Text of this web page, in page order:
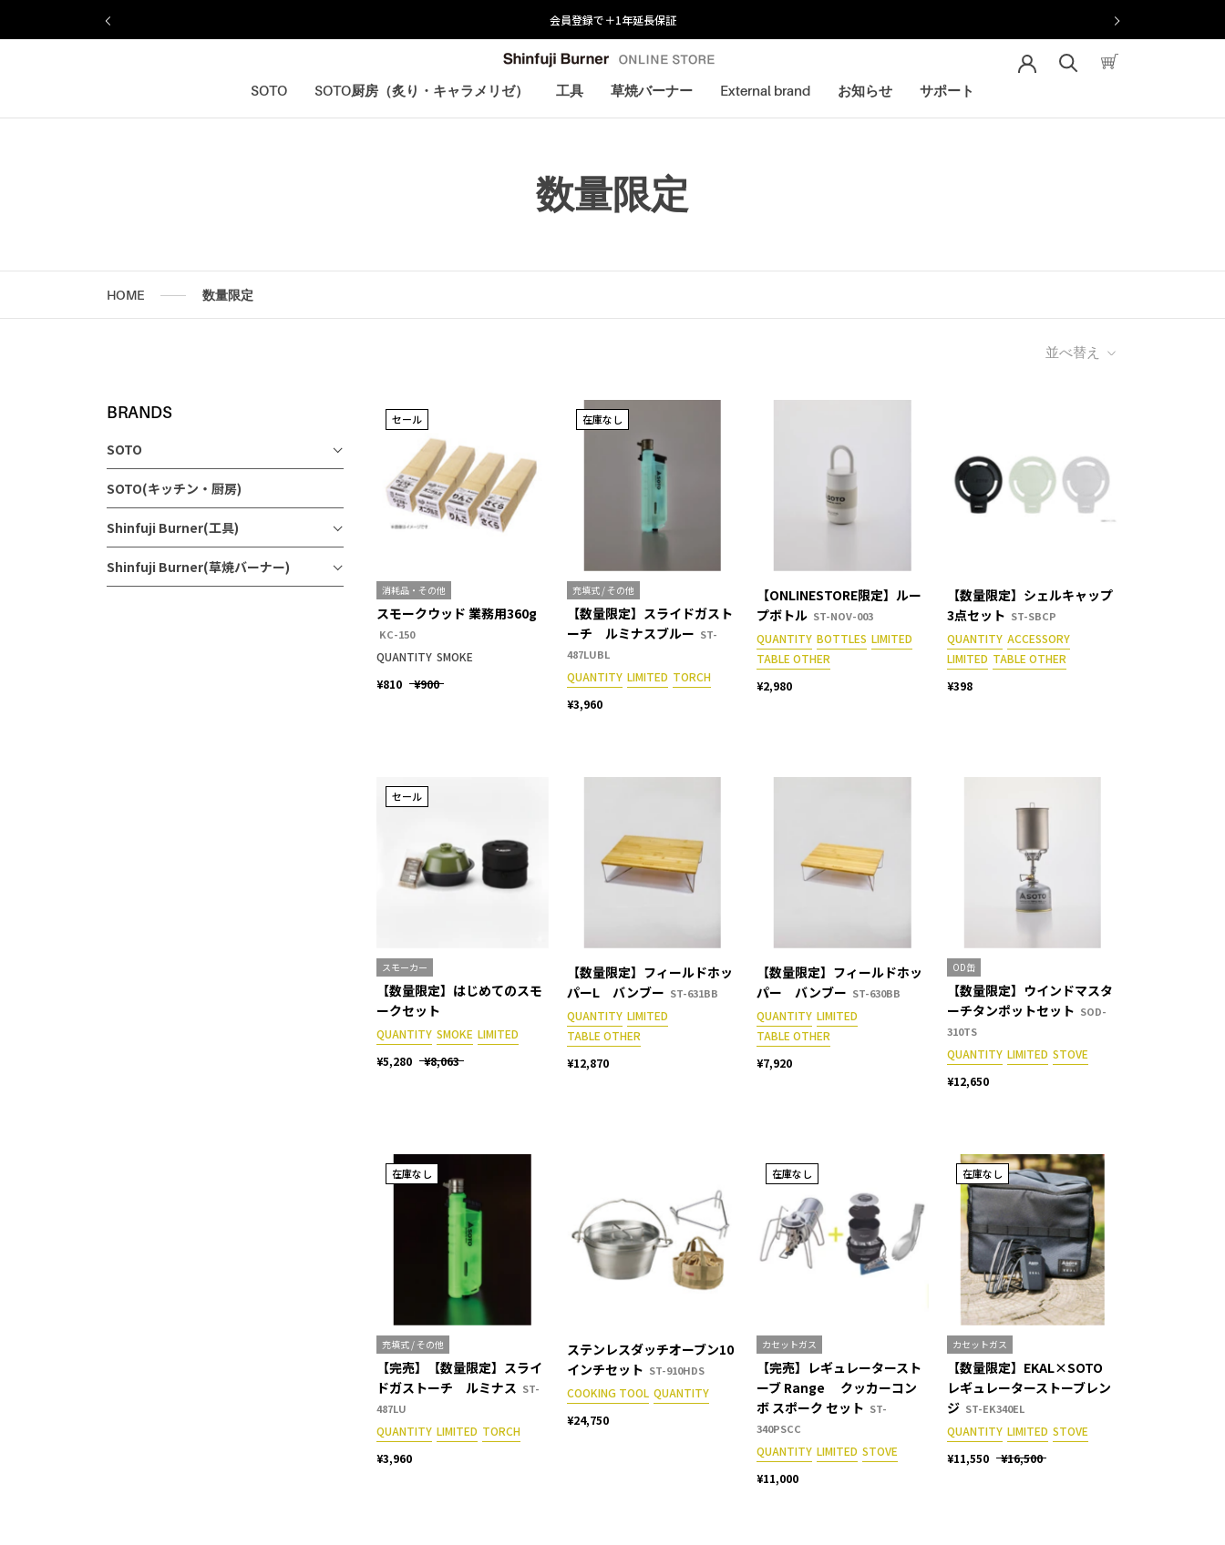
動
会員登録で＋1年延長保証
SOTO SOTO厨房（炙り・キャラメリゼ） 工具 草焼バーナー External brand お知らせ サポート
数量限定
HOME 数量限定
並べ替え
BRANDS
SOTO
SOTO(キッチン・厨房)
Shinfuji Burner(工具)
Shinfuji Burner(草焼バーナー)
セール
消耗品・その他
スモークウッド 業務用360g
KC-150
QUANTITY SMOKE
¥810
¥900
在庫なし
充填式 / その他
【数量限定】スライドガスト
ーチ ルミナスブルー ST-
487LUBL
QUANTITY LIMITED TORCH
¥3,960
【ONLINESTORE限定】ルー
プボトル ST-NOV-003
QUANTITY BOTTLES LIMITED
TABLE OTHER
¥2,980
【数量限定】シェルキャップ
3点セット ST-SBCP
QUANTITY ACCESSORY
LIMITED TABLE OTHER
¥398
セール
スモーカー
【数量限定】はじめてのスモ
ークセット
QUANTITY SMOKE LIMITED
¥5,280
¥8,063
【数量限定】フィールドホッ
パーL バンブー ST-631BB
QUANTITY LIMITED
TABLE OTHER
¥12,870
【数量限定】フィールドホッ
パー バンブー ST-630BB
QUANTITY LIMITED
TABLE OTHER
¥7,920
OD缶
【数量限定】ウインドマスタ
ーチタンポットセット SOD-
310TS
QUANTITY LIMITED STOVE
¥12,650
在庫なし
充填式 / その他
【完売】【数量限定】スライ
ドガストーチ ルミナス ST-
487LU
QUANTITY LIMITED TORCH
¥3,960
ステンレスダッチオーブン10
インチセット ST-910HDS
COOKING TOOL QUANTITY
¥24,750
在庫なし
カセットガス
【完売】レギュレータースト
ーブ Range クッカーコン
ボ スポーク セット ST-
340PSCC
QUANTITY LIMITED STOVE
¥11,000
在庫なし
カセットガス
【数量限定】EKAL×SOTO
レギュレーターストーブレン
ジ ST-EK340EL
QUANTITY LIMITED STOVE
¥11,550
¥16,500